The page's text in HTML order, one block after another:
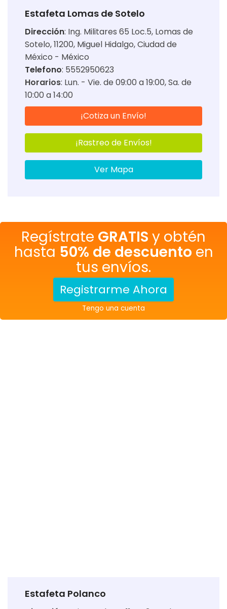
Estafeta Lomas de Sotelo
Dirección: Ing. Militares 65 Loc.5, Lomas de
Sotelo, 11200, Miguel Hidalgo, Ciudad de
México - México
Telefono: 5552950623
Horarios: Lun. - Vie. de 09:00 a 19:00 Sa. de
10:00 a 14:00
¡Cotiza un Envío!
¡Rastreo de Envíos!
Ver Mapa
Regístrate GRATIS y obtén
hasta 50% de descuento en
tus envíos.
Registrarme Ahora
Tengo una cuenta
Estafeta Polanco